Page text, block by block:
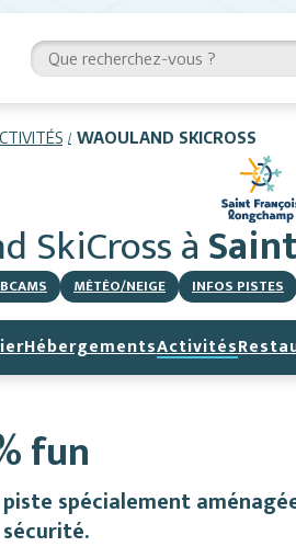
WAOULAND SKICROSS
SkiCrossà
MÉTÉO/NEIGE INFOS PISTES
HébergementsActivités
fun
spécialement